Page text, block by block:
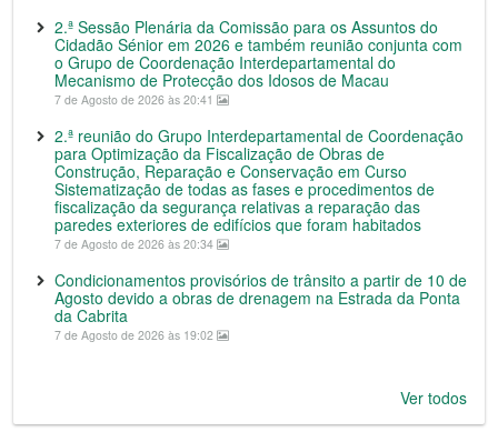
2.ª Sessão Plenária da Comissão para os Assuntos do
Cidadão Sénior em 2026 e também reunião conjunta com
o Grupo de Coordenação Interdepartamental do
Mecanismo de Protecção dos Idosos de Macau
7 de Agosto de 2026 às 20:41
2.ª reunião do Grupo Interdepartamental de Coordenação
para Optimização da Fiscalização de Obras de
Construção, Reparação e Conservação em Curso
Sistematização de todas as fases e procedimentos de
fiscalização da segurança relativas a reparação das
paredes exteriores de edifícios que foram habitados
7 de Agosto de 2026 às 20:34
Condicionamentos provisórios de trânsito a partir de 10 de
Agosto devido a obras de drenagem na Estrada da Ponta
da Cabrita
7 de Agosto de 2026 às 19:02
Ver todos